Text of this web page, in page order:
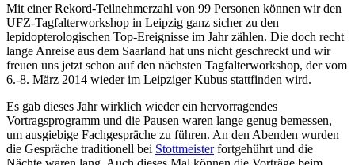
Mit einer Rekord-Teilnehmerzahl von 99 Personen können wir den
UFZ-Tagfalterworkshop in Leipzig ganz sicher zu den
lepidopterologischen Top-Ereignisse im Jahr zählen. Die doch recht
lange Anreise aus dem Saarland hat uns nicht geschreckt und wir
freuen uns jetzt schon auf den nächsten Tagfalterworkshop, der vom
6.-8. März 2014 wieder im Leipziger Kubus stattfinden wird.
Es gab dieses Jahr wirklich wieder ein hervorragendes
Vortragsprogramm und die Pausen waren lange genug bemessen,
um ausgiebige Fachgespräche zu führen. An den Abenden wurden
die Gespräche traditionell bei Stottmeisterfortgehührt und die